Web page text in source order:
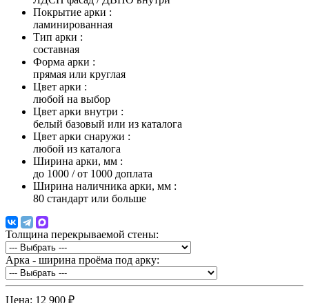
Покрытие арки :
ламинированная
Тип арки :
составная
Форма арки :
прямая или круглая
Цвет арки :
любой на выбор
Цвет арки внутри :
белый базовый или из каталога
Цвет арки снаружи :
любой из каталога
Ширина арки, мм :
до 1000 / от 1000 доплата
Ширина наличника арки, мм :
80 стандарт или больше
Толщина перекрываемой стены:
Арка - ширина проёма под арку:
Цена: 12 900 ₽